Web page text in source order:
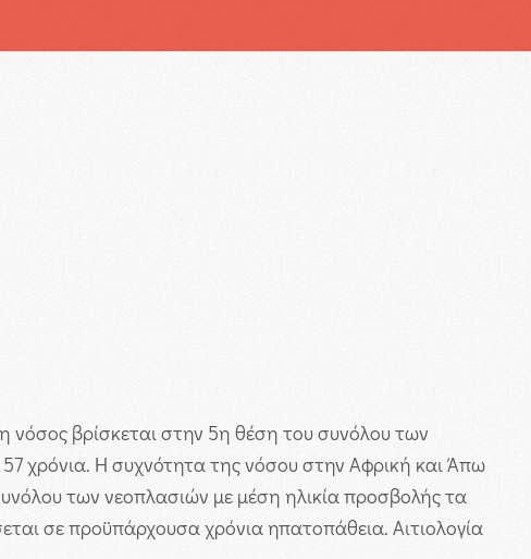
βρίσκεται στην 5η θέση του συνόλου των
χρόνια. Η συχνότητα της νόσου στην Αφρική και Άπω
των νεοπλασιών με μέση ηλικία προσβολής τα
σε προϋπάρχουσα χρόνια ηπατοπάθεια. Αιτιολογία